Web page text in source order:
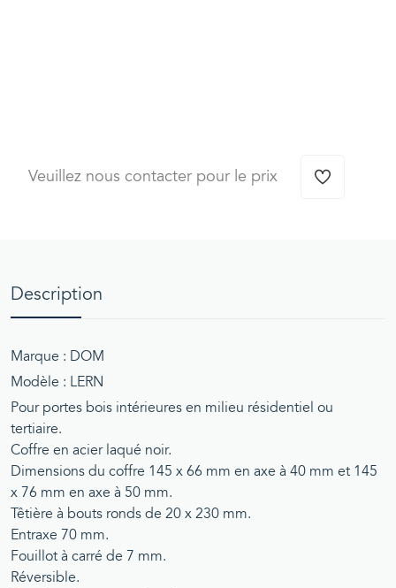
Veuillez nous contacter pour le prix
Description
Marque : DOM
Modèle : LERN
Pour portes bois intérieures en milieu résidentiel ou
tertiaire.
Coffre en acier laqué noir.
Dimensions du coffre 145 x 66 mm en axe à 40 mm et 145
x 76 mm en axe à 50 mm.
Têtière à bouts ronds de 20 x 230 mm.
Entraxe 70 mm.
Fouillot à carré de 7 mm.
Réversible.